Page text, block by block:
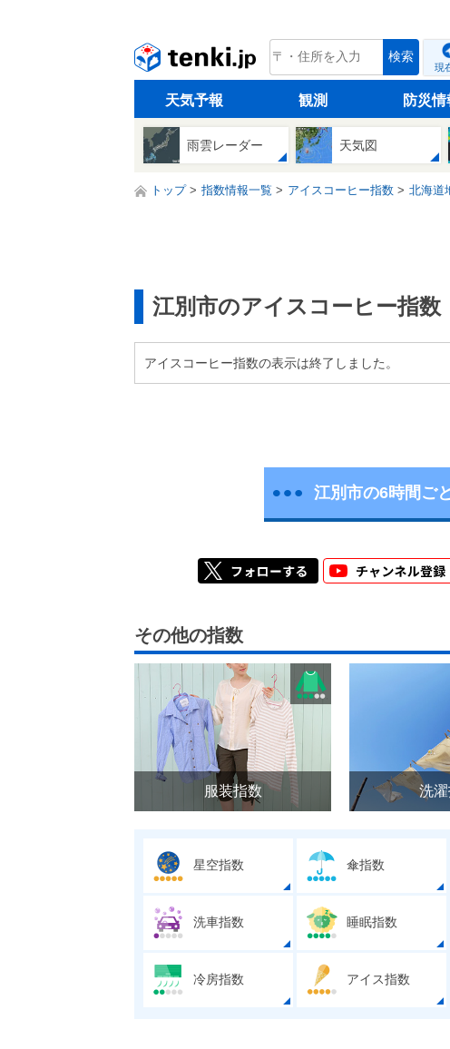
tenki.jp 検索
現
天気予報 観測 防災情
雨雲レーダー 天気図
トップ 指数情報一覧 アイスコーヒー指数 北海道
江別市のアイスコーヒー指数
アイスコーヒー指数の表示は終了しました。
江別市の6時間ご
その他の指数
服装指数 洗
星空指数 傘指数
洗車指数 睡眠指数
冷房指数 アイス指数